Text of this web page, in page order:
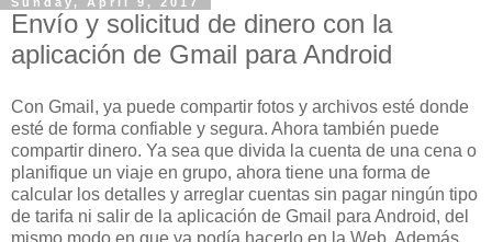
Envío y solicitud de dinero con la
aplicación de Gmail para Android
Con Gmail, ya puede compartir fotos y archivos esté donde
esté de forma confiable y segura. Ahora también puede
compartir dinero. Ya sea que divida la cuenta de una cena o
planifique un viaje en grupo, ahora tiene una forma de
calcular los detalles y arreglar cuentas sin pagar ningún tipo
de tarifa ni salir de la aplicación de Gmail para Android, del
mismo modo en que ya podía hacerlo en la Web. Además,